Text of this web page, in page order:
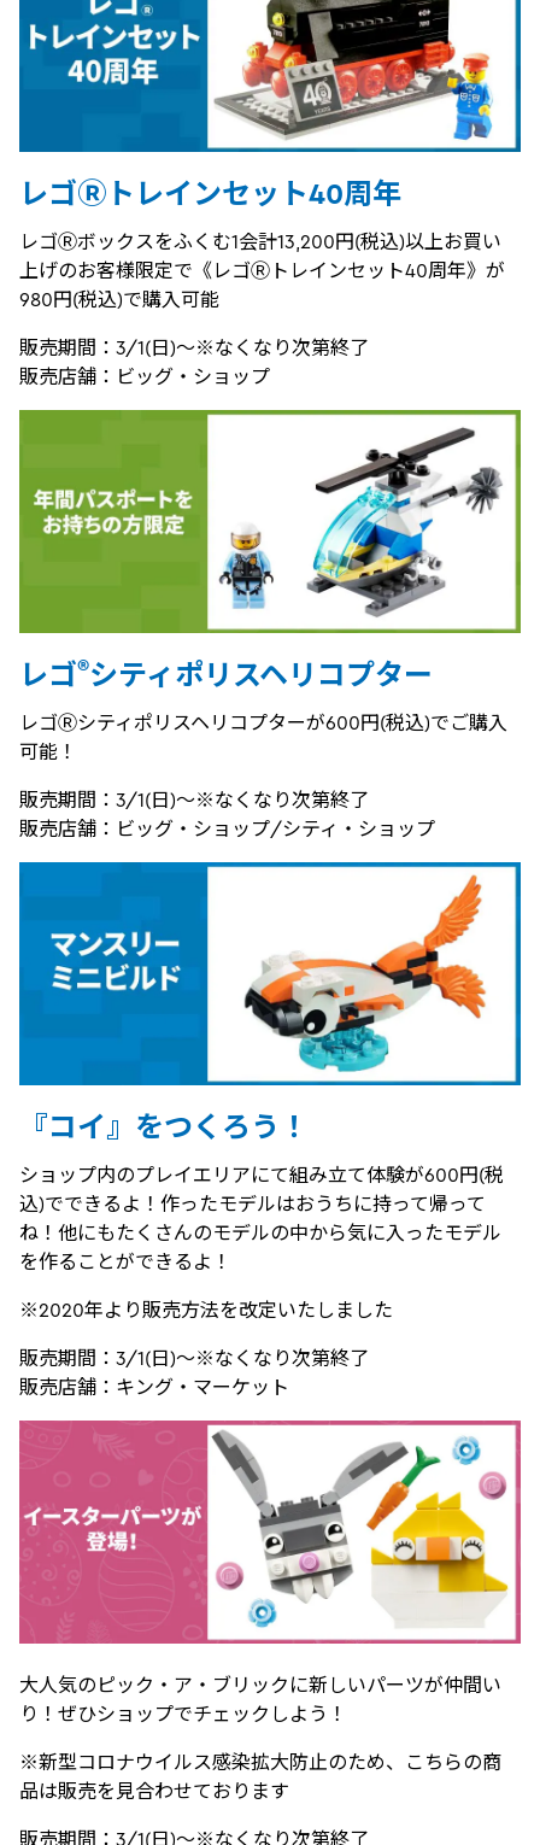
レゴⓇトレインセット40周年
レゴⓇボックスをふくむ1会計13,200円(税込)以上お買い
上げのお客様限定で《レゴⓇトレインセット40周年》が
980円(税込)で購入可能
販売期間：3/1(日)～※なくなり次第終了
販売店舗：ビッグ・ショップ
レゴ®シティポリスヘリコプター
レゴⓇシティポリスヘリコプターが600円(税込)でご購入
可能！
販売期間：3/1(日)～※なくなり次第終了
販売店舗：ビッグ・ショップ/シティ・ショップ
『コイ』をつくろう！
ショップ内のプレイエリアにて組み立て体験が600円(税
込)でできるよ！作ったモデルはおうちに持って帰って
ね！他にもたくさんのモデルの中から気に入ったモデル
を作ることができるよ！
※2020年より販売方法を改定いたしました
販売期間：3/1(日)～※なくなり次第終了
販売店舗：キング・マーケット
大人気のピック・ア・ブリックに新しいパーツが仲間い
り！ぜひショップでチェックしよう！
※新型コロナウイルス感染拡大防止のため、こちらの商
品は販売を見合わせております
販売期間：3/1(日)～※なくなり次第終了